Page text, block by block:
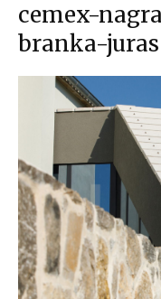
cemex-
branka-juras